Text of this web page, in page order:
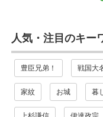
人気・注目のキー
豊臣兄弟！ 戦国大
家紋 お城 暮